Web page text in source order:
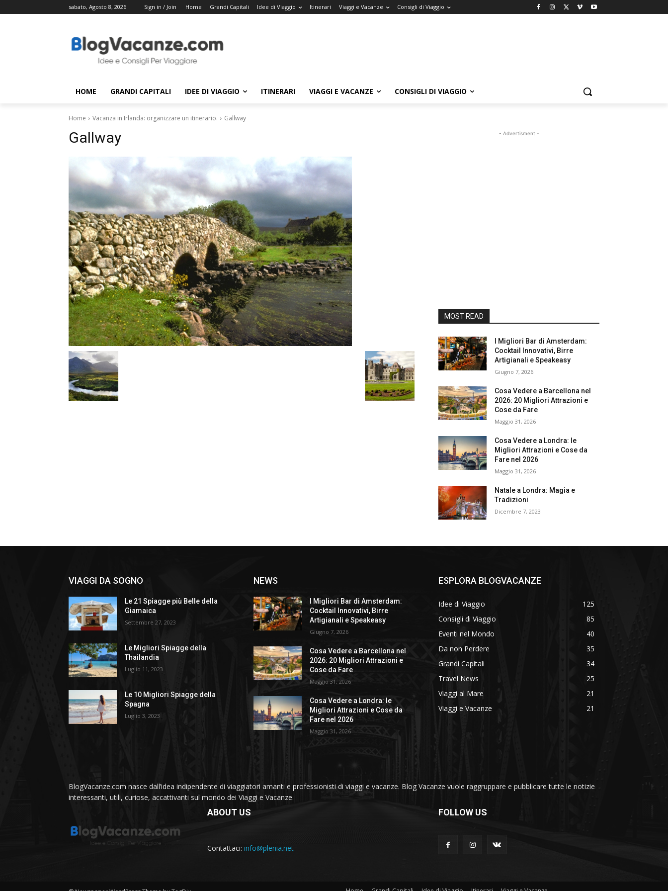
sabato, Agosto 8, 2026 Sign in / Join Home Grandi Capitali Idee di Viaggio Itinerari Viaggi e Vacanze Consigli di Viaggio
HOME GRANDI CAPITALI IDEE DI VIAGGIO ITINERARI VIAGGI E VACANZE CONSIGLI DI VIAGGIO
Home Vacanza in Irlanda: organizzare un itinerario. Gallway
Gallway - Advertisment -
MOST READ
I Migliori Bar di Amsterdam:
Cocktail Innovativi, Birre
Artigianali e Speakeasy
Giugno 7, 2026
Cosa Vedere a Barcellona nel
2026: 20 Migliori Attrazioni e
Cose da Fare
Maggio 31, 2026
Cosa Vedere a Londra: le
Migliori Attrazioni e Cose da
Fare nel 2026
Maggio 31, 2026
Natale a Londra: Magia e
Tradizioni
Dicembre 7, 2023
VIAGGI DA SOGNO
Le 21 Spiagge più Belle della
Giamaica
Settembre 27, 2023
Le Migliori Spiagge della
Thailandia
Luglio 11, 2023
Le 10 Migliori Spiagge della
Spagna
Luglio 3, 2023
NEWS
I Migliori Bar di Amsterdam:
Cocktail Innovativi, Birre
Artigianali e Speakeasy
Giugno 7, 2026
Cosa Vedere a Barcellona nel
2026: 20 Migliori Attrazioni e
Cose da Fare
Maggio 31, 2026
Cosa Vedere a Londra: le
Migliori Attrazioni e Cose da
Fare nel 2026
Maggio 31, 2026
ESPLORA BLOGVACANZE
Idee di Viaggio
125
Consigli di Viaggio
85
Eventi nel Mondo
40
Da non Perdere
35
Grandi Capitali
34
Travel News
25
Viaggi al Mare
21
Viaggi e Vacanze
21
BlogVacanze.com nasce dall’idea indipendente di viaggiatori amanti e professionisti di viaggi e vacanze. Blog Vacanze vuole raggruppare e pubblicare tutte le notizie
interessanti, utili, curiose, accattivanti sul mondo dei Viaggi e Vacanze.
ABOUT US
Contattaci: info@plenia.net
FOLLOW US